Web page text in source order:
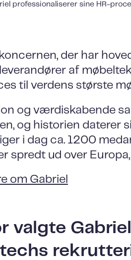
professionaliserer sine HR-
der har
af
til verdens største
og værdiskabende
og historien daterer
i dag ca. 1200
spredt ud over
om Gabriel
valgte